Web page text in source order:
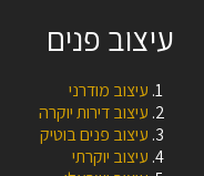
עיצוב פנים
עיצוב מודרני
עיצוב דירות יוקרה
עיצוב פנים בוטיק
עיצוב יוקרתי